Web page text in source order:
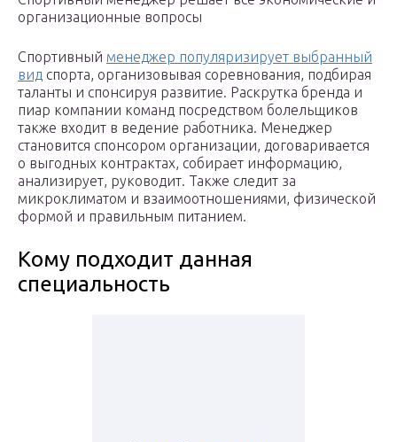
организационные вопросы
Спортивный менеджер популяризирует выбранный
вид спорта, организовывая соревнования, подбирая
таланты и спонсируя развитие. Раскрутка бренда и
пиар компании команд посредством болельщиков
также входит в ведение работника. Менеджер
становится спонсором организации, договаривается
о выгодных контрактах, собирает информацию,
анализирует, руководит. Также следит за
микроклиматом и взаимоотношениями, физической
формой и правильным питанием.
Кому подходит данная
специальность